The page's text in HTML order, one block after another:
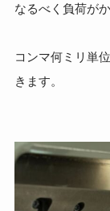
なるべく負荷が
コンマ何ミリ単
きます。